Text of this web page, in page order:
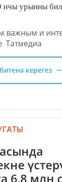
нчы урынны
важным и
Татмедиа
керегез
6,8 млн